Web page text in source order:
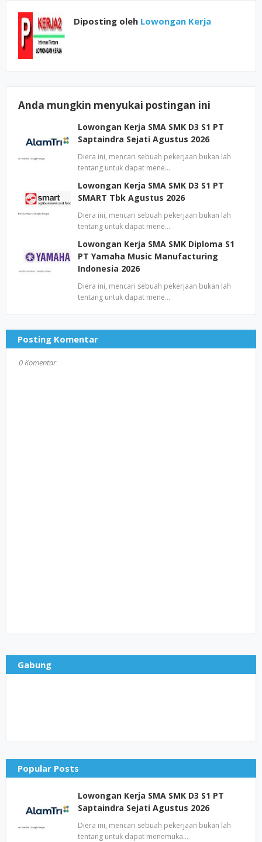
Diposting oleh Lowongan Kerja
Anda mungkin menyukai postingan ini
Lowongan Kerja SMA SMK D3 S1 PT
Saptaindra Sejati Agustus 2026
Diera ini, mencari sebuah pekerjaan bukan lah
tentang untuk dapat mene…
Lowongan Kerja SMA SMK D3 S1 PT
SMART Tbk Agustus 2026
Diera ini, mencari sebuah pekerjaan bukan lah
tentang untuk dapat mene…
Lowongan Kerja SMA SMK Diploma S1
PT Yamaha Music Manufacturing
Indonesia 2026
Diera ini, mencari sebuah pekerjaan bukan lah
tentang untuk dapat mene…
Posting Komentar
0 Komentar
Gabung
Popular Posts
Lowongan Kerja SMA SMK D3 S1 PT
Saptaindra Sejati Agustus 2026
Diera ini, mencari sebuah pekerjaan bukan lah
tentang untuk dapat menemuka…